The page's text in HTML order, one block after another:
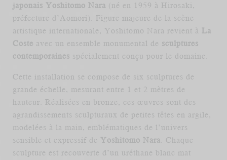
japonais Yoshitomo Nara (né en 1959 à Hirosaki,
préfecture d’Aomori). Figure majeure de la scène
artistique internationale, Yoshitomo Nara revient à La
Coste avec un ensemble monumental de sculptures
contemporaines spécialement conçu pour le domaine.
Cette installation se compose de six sculptures de
grande échelle, mesurant entre 1 et 2 mètres de
hauteur. Réalisées en bronze, ces œuvres sont des
agrandissements sculpturaux de petites têtes en argile,
modelées à la main, emblématiques de l’univers
sensible et expressif de Yoshitomo Nara . Chaque
sculpture est recouverte d’un uréthane blanc mat